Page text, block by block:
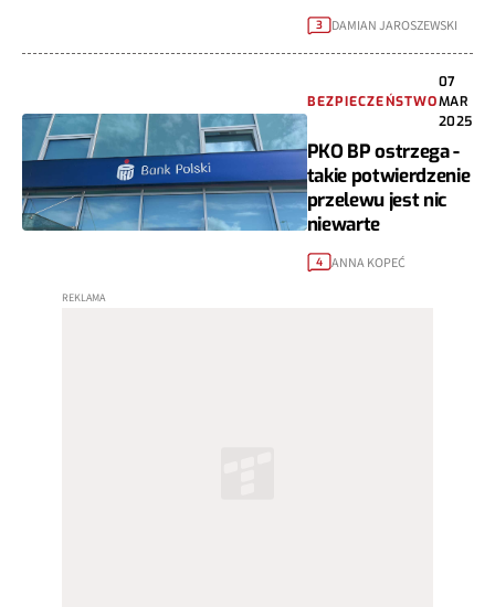
3 DAMIAN JAROSZEWSKI
BEZPIECZEŃSTWO
07
MAR
2025
PKO BP ostrzega -
takie potwierdzenie
przelewu jest nic
niewarte
4 ANNA KOPEĆ